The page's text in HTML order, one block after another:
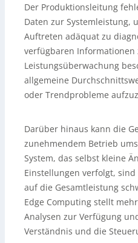
Der Produktionsleitung
Daten zur Systemleistung,
Auftreten adäquat zu
verfügbaren Informationen
Leistungsüberwachung
allgemeine
oder Trendprobleme
Darüber hinaus kann die
zunehmendem Betrieb
System, das selbst kleine
Einstellungen verfolgt,
auf die Gesamtleistung
Edge Computing stellt
Analysen zur Verfügung
Verständnis und die